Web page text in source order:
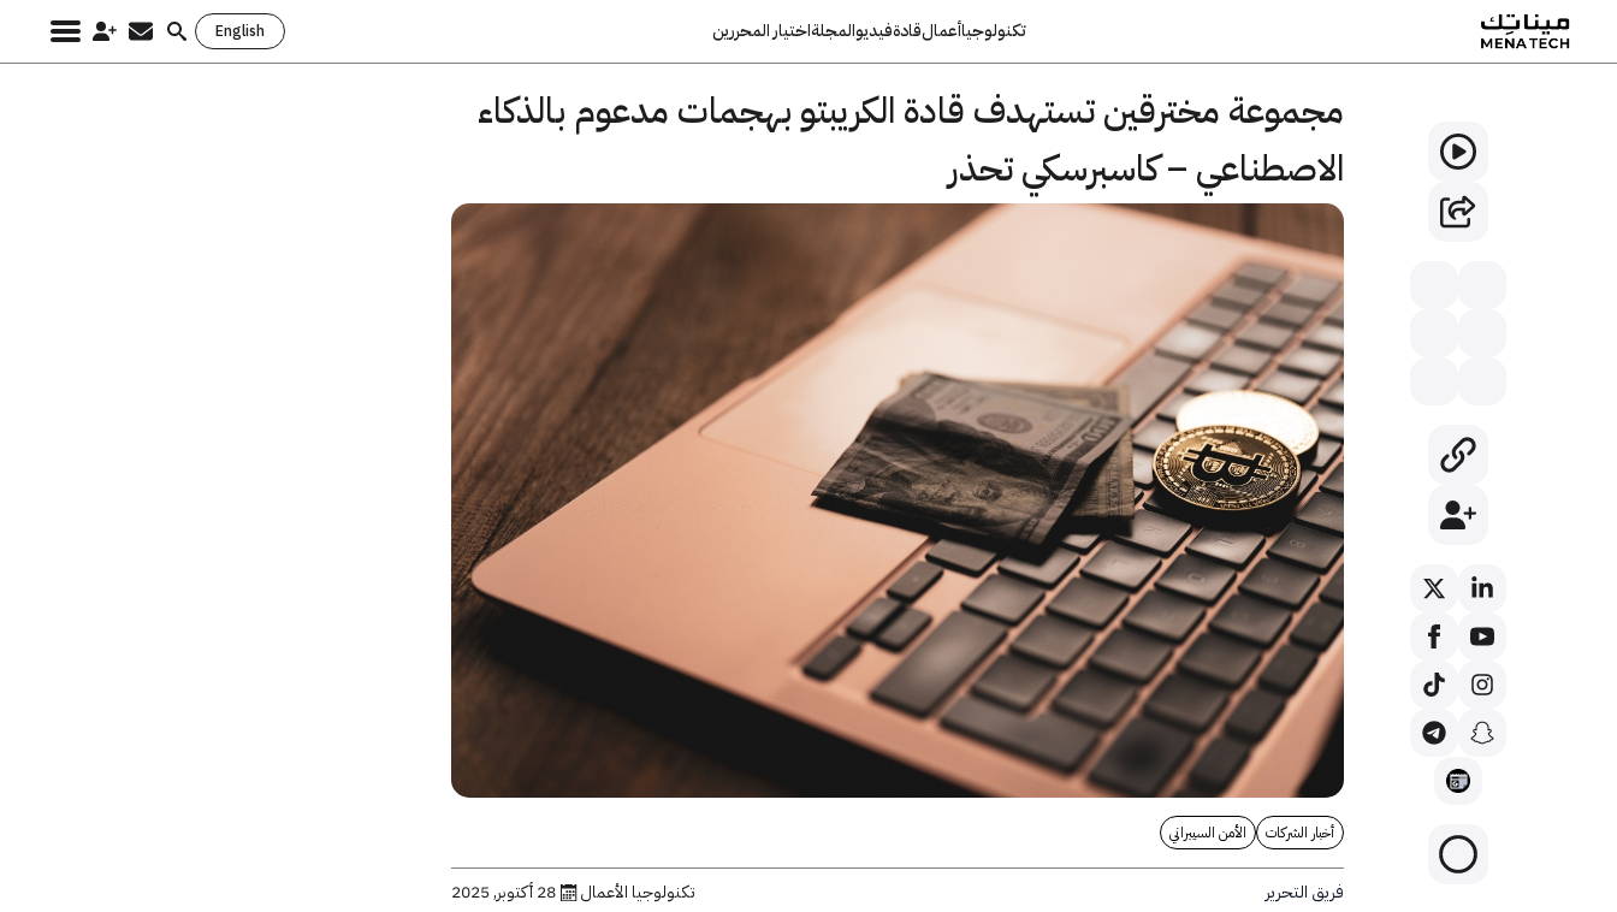
تكنولوجياأعمالقادةفيديوالمجلةاختيار المحررين English
Search
مجموعة مخترقين تستهدف قادة الكريبتو بهجمات مدعوم بالذكاء
الاصطناعي – كاسبرسكي تحذر
أخبار الشركات الأمن السيبراني
فريق التحرير تكنولوجيا الأعمال 28 أكتوبر, 2025